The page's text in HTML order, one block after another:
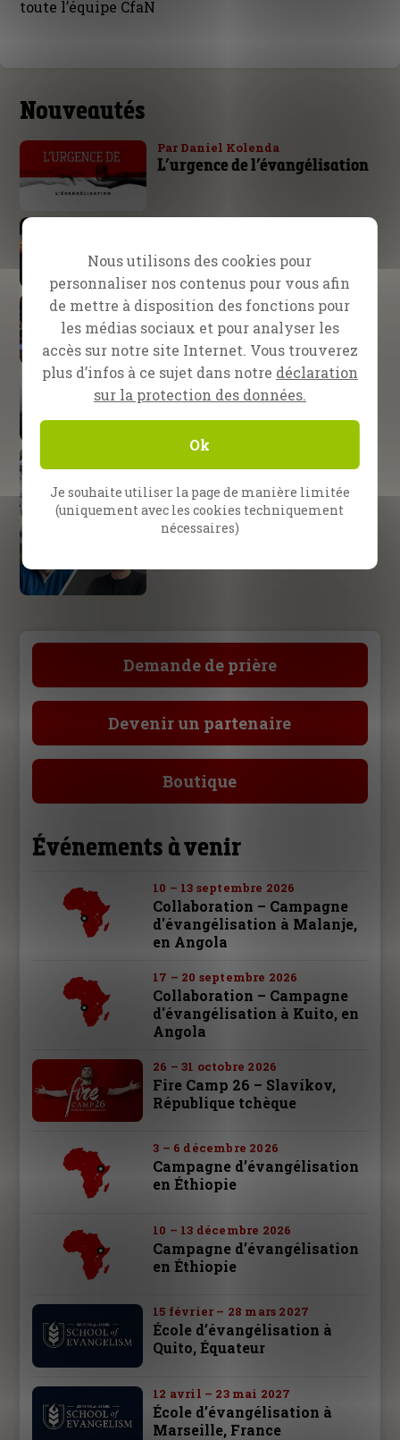
toute l’équipe CfaN
Nouveautés
Par Daniel Kolenda
L’urgence de l’évangélisation
de la part de Dieu
Nuremberg, Allemagne
Le bras de Dieu n’est pas trop
court !
Daniel Kolenda
La victoire appartient au
Pattaya, Thaïlande
Un ‘ladyboy’ rencontre Jésus !
Équipe de CfaN
Demande de prière
Devenir un partenaire
Boutique
Événements à venir
10 – 13 septembre 2026
Collaboration – Campagne
d'évangélisation à Malanje,
en Angola
17 – 20 septembre 2026
Collaboration – Campagne
d'évangélisation à Kuito, en
Angola
26 – 31 octobre 2026
Fire Camp 26 – Slavíkov,
République tchèque
3 – 6 décembre 2026
Campagne d’évangélisation
en Éthiopie
10 – 13 décembre 2026
Campagne d’évangélisation
en Éthiopie
15 février – 28 mars 2027
École d’évangélisation à
Quito, Équateur
12 avril – 23 mai 2027
École d’évangélisation à
Marseille, France
Nous utilisons des cookies pour
personnaliser nos contenus pour vous afin
de mettre à disposition des fonctions pour
les médias sociaux et pour analyser les
accès sur notre site Internet. Vous trouverez
plus d’infos à ce sujet dans notre déclaration
sur la protection des données.
Ok
Je souhaite utiliser la page de manière limitée
(uniquement avec les cookies techniquement
nécessaires)